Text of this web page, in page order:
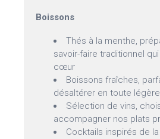
Boissons
Thés à la menthe,
savoir-faire traditionnel
cœur
Boissons fraîches,
désaltérer en toute
Sélection de vins,
accompagner nos plats
Cocktails inspirés de